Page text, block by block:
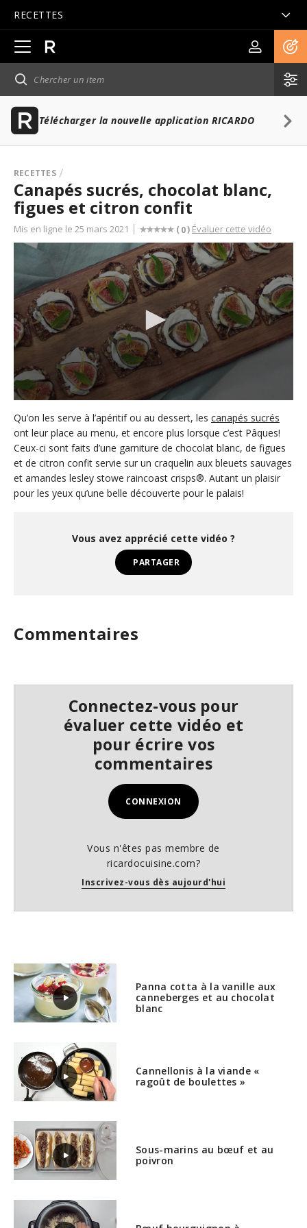
RECETTES
Ouvrir
la
navigation
principale
Télécharger la nouvelle application RICARDO
RECETTES
Canapés sucrés, chocolat blanc,
figues et citron confit
Mis en ligne le 25 mars 2021 ( 0) Évaluer cette vidéo
s
e
c
o
n
d
s
o
f
c
Qu’on les serve à l’apéritif ou au dessert, les canapés sucrés
ont leur place au menu, et encore plus lorsque c’est Pâques!
Ceux-ci sont faits d’une garniture de chocolat blanc, de figues
et de citron confit servie sur un craquelin aux bleuets sauvages
et amandes lesley stowe raincoast crisps®. Autant un plaisir
pour les yeux qu’une belle découverte pour le palais!
Vous avez apprécié cette vidéo ?
PARTAGER
Commentaires
Connectez-vous pour
évaluer cette vidéo et
pour écrire vos
commentaires
CONNEXION
Vous n'êtes pas membre de
ricardocuisine.com?
Inscrivez-vous dès aujourd'hui
Panna cotta à la vanille aux
canneberges et au chocolat
blanc
Cannellonis à la viande «
ragoût de boulettes »
Sous-marins au bœuf et au
poivron